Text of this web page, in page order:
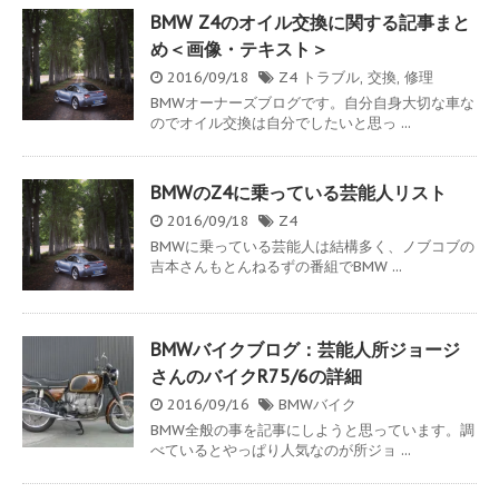
BMW Z4のオイル交換に関する記事まと
め＜画像・テキスト＞
2016/09/18 Z4 トラブル, 交換, 修理
BMWオーナーズブログです。自分自身大切な車な
のでオイル交換は自分でしたいと思っ ...
BMWのZ4に乗っている芸能人リスト
2016/09/18
Z4
BMWに乗っている芸能人は結構多く、ノブコブの
吉本さんもとんねるずの番組でBMW ...
BMWバイクブログ：芸能人所ジョージ
さんのバイクR75/6の詳細
2016/09/16
BMWバイク
BMW全般の事を記事にしようと思っています。調
べているとやっぱり人気なのが所ジョ ...